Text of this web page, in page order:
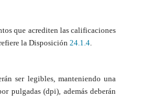
que acrediten las calificaciones
la Disposición 24.1.4.
ser legibles, manteniendo una
pulgadas (dpi), además deberán